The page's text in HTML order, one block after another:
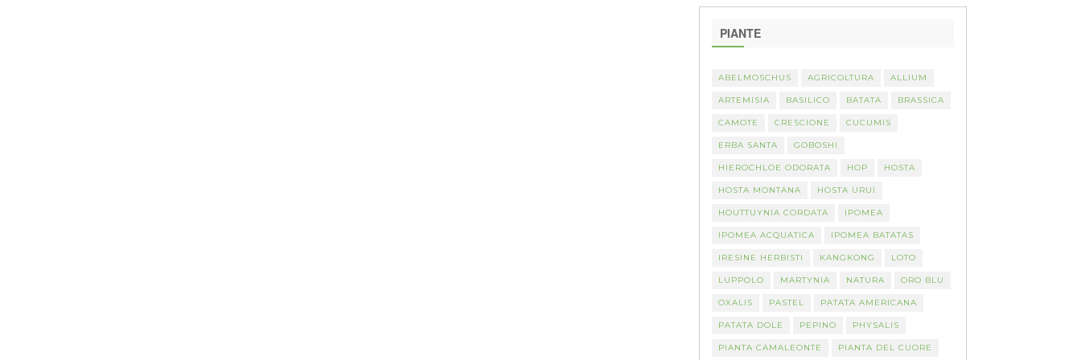
PIANTE
ABELMOSCHUS AGRICOLTURA ALLIUM
ARTEMISIA BASILICO BATATA BRASSICA
CAMOTE CRESCIONE CUCUMIS
ERBA SANTA GOBOSHI
HIEROCHLOE ODORATA HOP HOSTA
HOSTA MONTANA HOSTA URUI
HOUTTUYNIA CORDATA IPOMEA
IPOMEA ACQUATICA IPOMEA BATATAS
IRESINE HERBISTI KANGKONG LOTO
LUPPOLO MARTYNIA NATURA ORO BLU
OXALIS PASTEL PATATA AMERICANA
PATATA DOLE PEPINO PHYSALIS
PIANTA CAMALEONTE PIANTA DEL CUORE